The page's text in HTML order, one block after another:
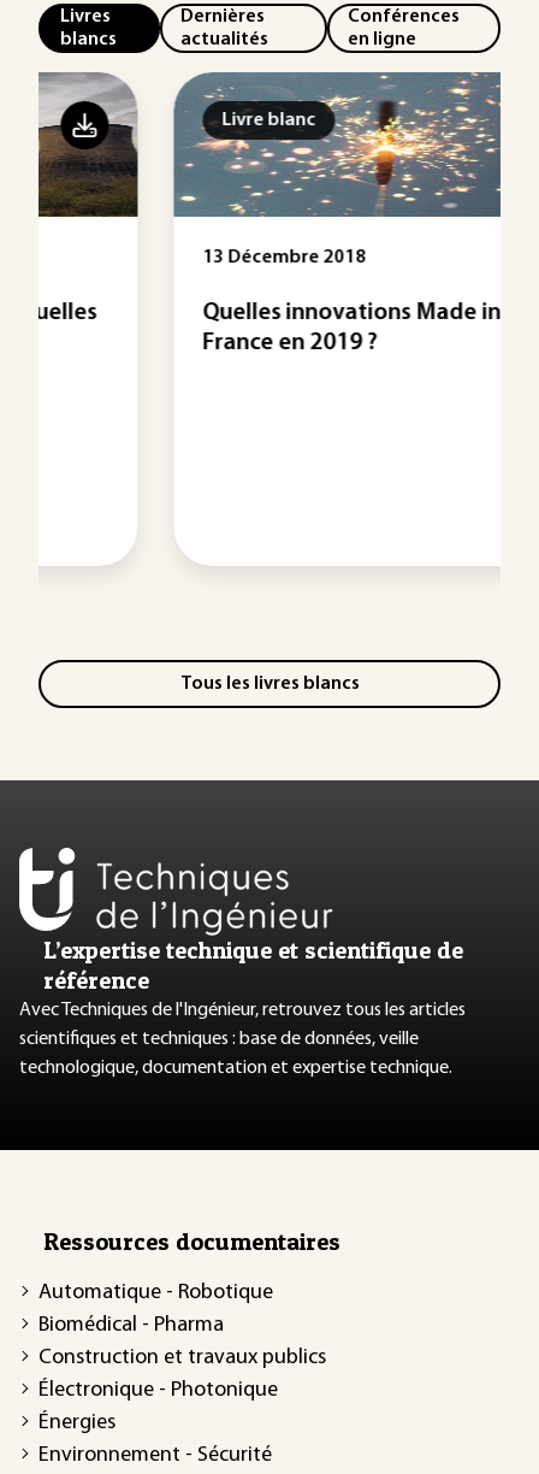
Livres
blancs
Dernières
actualités
Conférences
en ligne
Livre blanc
13 Décembre 2018
Quelles innovations Made in
France en 2019 ?
Tous les livres blancs
L’expertise technique et scientifique de
référence
Avec Techniques de l'Ingénieur, retrouvez tous les articles
scientifiques et techniques : base de données, veille
technologique, documentation et expertise technique.
Ressources documentaires
Automatique - Robotique
Biomédical - Pharma
Construction et travaux publics
Électronique - Photonique
Énergies
Environnement - Sécurité